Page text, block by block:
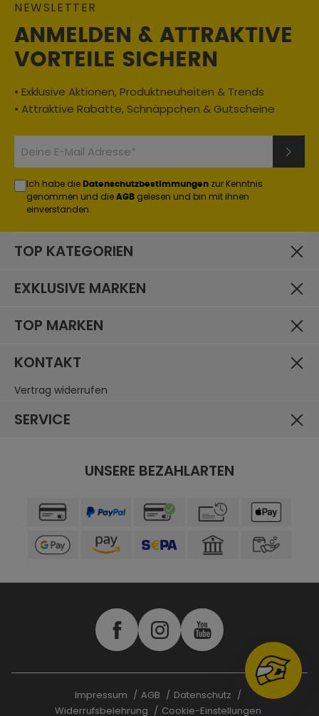
NEWSLETTER
ANMELDEN & ATTRAKTIVE
VORTEILE SICHERN
• Exklusive Aktionen, Produktneuheiten & Trends
• Attraktive Rabatte, Schnäppchen & Gutscheine
Ich habe die Datenschutzbestimmungen zur Kenntnis
genommen und die AGB gelesen und bin mit ihnen
einverstanden.
TOP KATEGORIEN
EXKLUSIVE MARKEN
TOP MARKEN
KONTAKT
Vertrag widerrufen
SERVICE
UNSERE BEZAHLARTEN
Impressum AGB
Datenschutz
Widerrufsbelehrung
Cookie-Einstellungen